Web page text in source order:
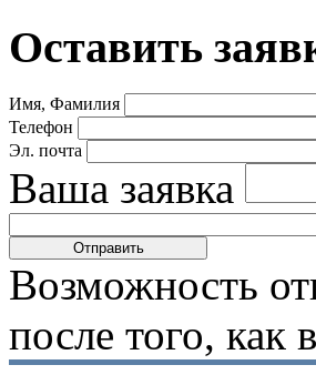
Оставить
Имя, Фамилия
Телефон
Эл. почта
Ваша заявка
Возможность
после того, как